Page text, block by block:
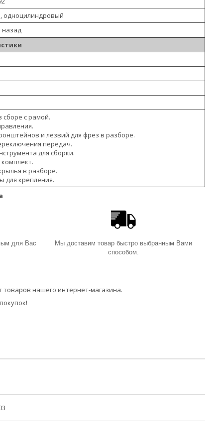
одноцилиндровый
назад
сборе с рамой.
и лезвий для фрез в разборе.
передач.
для сборки.
в разборе.
для крепления.
для Вас
Мы доставим товар быстро выбранным Вами
способом.
нашего интернет-магазина.